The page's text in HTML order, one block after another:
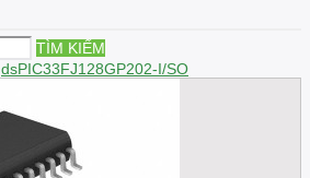
TÌM KIẾM
dsPIC33FJ128GP202-I/SO